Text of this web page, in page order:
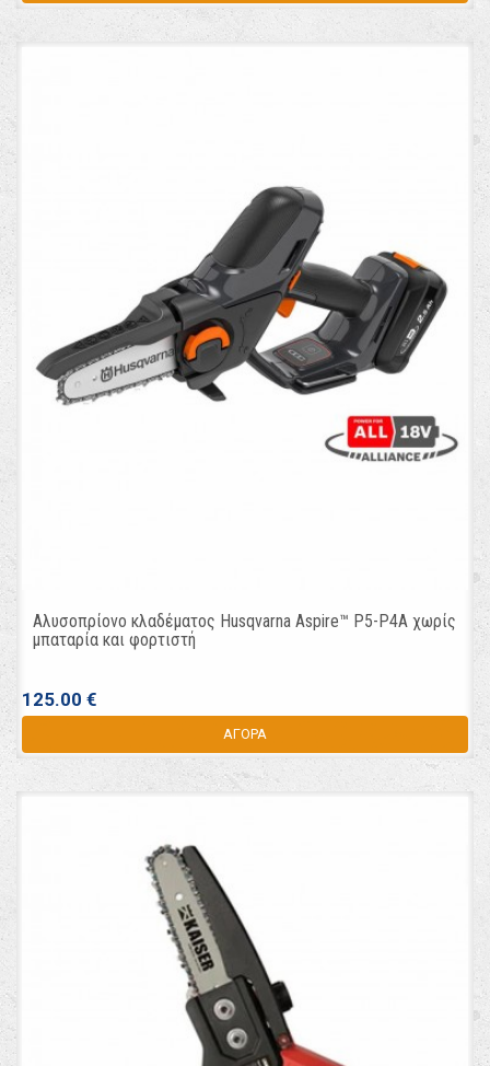
Αλυσοπρίονο κλαδέματος Husqvarna Aspire™ P5-P4A χωρίς
μπαταρία και φορτιστή
125.00 €
ΑΓΟΡΑ